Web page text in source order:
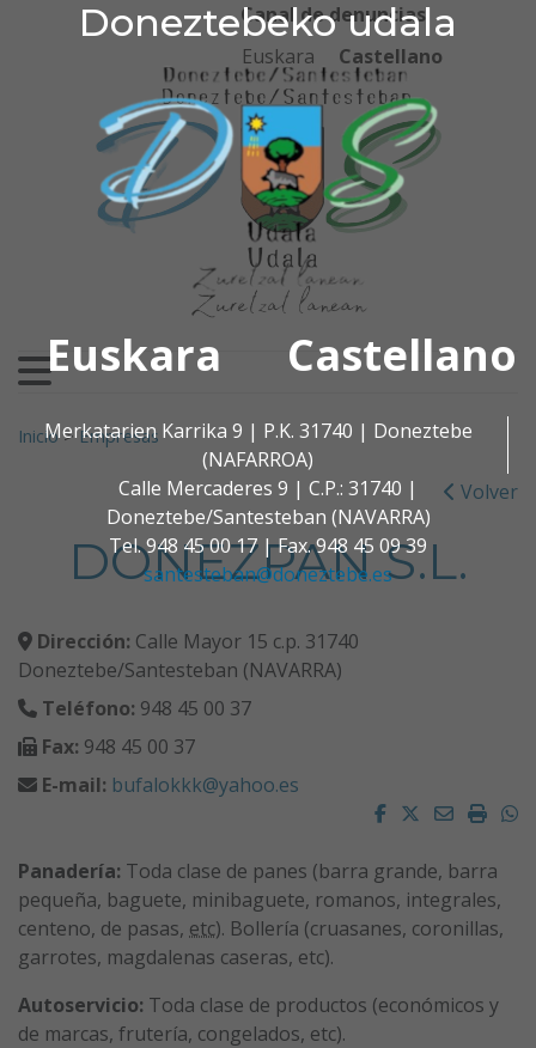
Doneztebeko udala
Euskara Castellano
Merkatarien Karrika 9 | P.K. 31740 | Doneztebe
(NAFARROA)
Calle Mercaderes 9 | C.P.: 31740 |
Doneztebe/Santesteban (NAVARRA)
Tel. 948 45 00 17 | Fax. 948 45 09 39
santesteban@doneztebe.es
Ir al contenido
Doneztebeko udala
Canal de denuncias
Euskara
Castellano
Buscar:
Inicio>Empresas
Volver
DONEZPAN S.L.
Dirección: Calle Mayor 15 c.p. 31740
Doneztebe/Santesteban (NAVARRA)
Teléfono: 948 45 00 37
Fax: 948 45 00 37
E-mail: bufalokkk@yahoo.es
Facebook
Twitter
Email
Panadería: Toda clase de panes (barra grande, barra
pequeña, baguete, minibaguete, romanos, integrales,
centeno, de pasas, etc). Bollería (cruasanes, coronillas,
garrotes, magdalenas caseras, etc).
Autoservicio: Toda clase de productos (económicos y
de marcas, frutería, congelados, etc).